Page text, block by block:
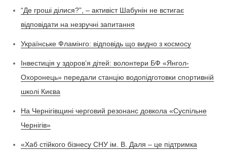
“Де гроші ділися?”, – активіст Шабунін не встигає
відповідати на незручні запитання
Українське Фламінго: відповідь що видно з космосу
Інвестиція у здоров’я дітей: волонтери БФ «Янгол-
Охоронець» передали станцію водопідготовки спортивній
школі Києва
На Чернігівщині черговий резонанс довкола «Суспільне
Чернігів»
«Хаб стійкого бізнесу СНУ ім. В. Даля – це підтримка